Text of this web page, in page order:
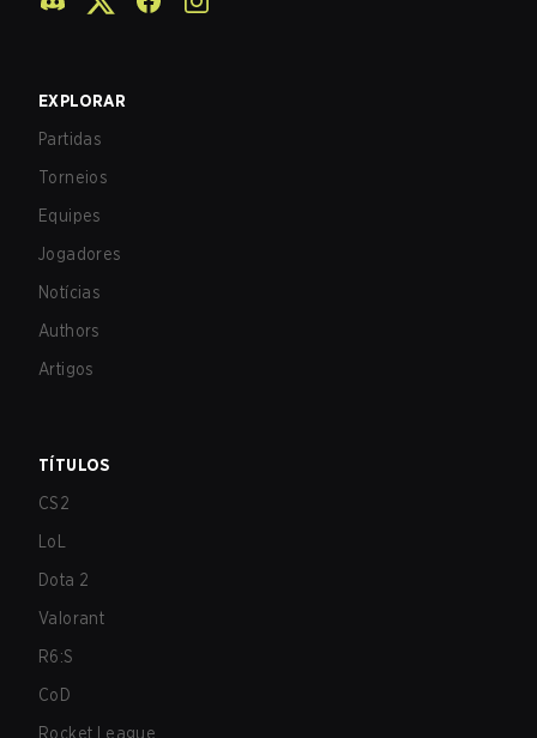
EXPLORAR
Partidas
Torneios
Equipes
Jogadores
Notícias
Authors
Artigos
TÍTULOS
CS2
LoL
Dota 2
Valorant
R6:S
CoD
Rocket League